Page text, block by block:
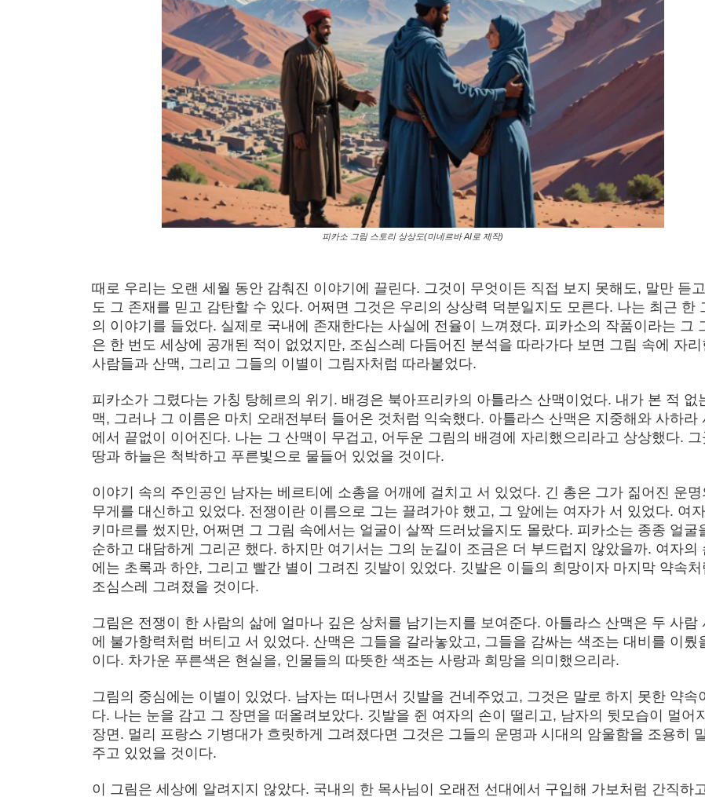
피카소 그림 스토리 상상도(미네르바 AI로 제작)
때로 우리는 오랜 세월 동안 감춰진 이야기에 끌린다. 그것이 무엇이든 직접 보지 못해도, 말만 듣
도 그 존재를 믿고 감탄할 수 있다. 어쩌면 그것은 우리의 상상력 덕분일지도 모른다. 나는 최근 한
의 이야기를 들었다. 실제로 국내에 존재한다는 사실에 전율이 느껴졌다. 피카소의 작품이라는 그
은 한 번도 세상에 공개된 적이 없었지만, 조심스레 다듬어진 분석을 따라가다 보면 그림 속에 자리
사람들과 산맥, 그리고 그들의 이별이 그림자처럼 따라붙었다.
피카소가 그렸다는 가칭 탕헤르의 위기. 배경은 북아프리카의 아틀라스 산맥이었다. 내가 본 적 없
맥, 그러나 그 이름은 마치 오래전부터 들어온 것처럼 익숙했다. 아틀라스 산맥은 지중해와 사하라
에서 끝없이 이어진다. 나는 그 산맥이 무겁고, 어두운 그림의 배경에 자리했으리라고 상상했다. 그
땅과 하늘은 척박하고 푸른빛으로 물들어 있었을 것이다.
이야기 속의 주인공인 남자는 베르티에 소총을 어깨에 걸치고 서 있었다. 긴 총은 그가 짊어진 운명
무게를 대신하고 있었다. 전쟁이란 이름으로 그는 끌려가야 했고, 그 앞에는 여자가 서 있었다. 여
키마르를 썼지만, 어쩌면 그 그림 속에서는 얼굴이 살짝 드러났을지도 몰랐다. 피카소는 종종 얼굴
순하고 대담하게 그리곤 했다. 하지만 여기서는 그의 눈길이 조금은 더 부드럽지 않았을까. 여자의
에는 초록과 하얀, 그리고 빨간 별이 그려진 깃발이 있었다. 깃발은 이들의 희망이자 마지막 약속처
조심스레 그려졌을 것이다.
그림은 전쟁이 한 사람의 삶에 얼마나 깊은 상처를 남기는지를 보여준다. 아틀라스 산맥은 두 사람
에 불가항력처럼 버티고 서 있었다. 산맥은 그들을 갈라놓았고, 그들을 감싸는 색조는 대비를 이뤘
이다. 차가운 푸른색은 현실을, 인물들의 따뜻한 색조는 사랑과 희망을 의미했으리라.
그림의 중심에는 이별이 있었다. 남자는 떠나면서 깃발을 건네주었고, 그것은 말로 하지 못한 약속
다. 나는 눈을 감고 그 장면을 떠올려보았다. 깃발을 쥔 여자의 손이 떨리고, 남자의 뒷모습이 멀어
장면. 멀리 프랑스 기병대가 흐릿하게 그려졌다면 그것은 그들의 운명과 시대의 암울함을 조용히
주고 있었을 것이다.
이 그림은 세상에 알려지지 않았다. 국내의 한 목사님이 오래전 선대에서 구입해 가보처럼 간직하